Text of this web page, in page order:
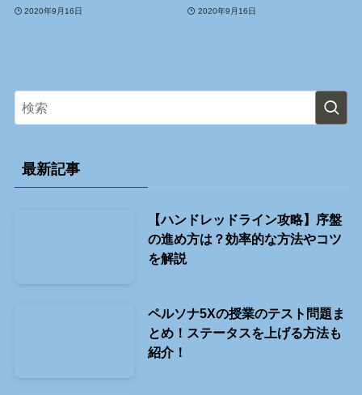
2020年9月16日 2020年9月16日
最新記事
【ハンドレッドライン攻略】序盤
の進め方は？効率的な方法やコツ
を解説
ペルソナ5Xの授業のテスト問題ま
とめ！ステータスを上げる方法も
紹介！